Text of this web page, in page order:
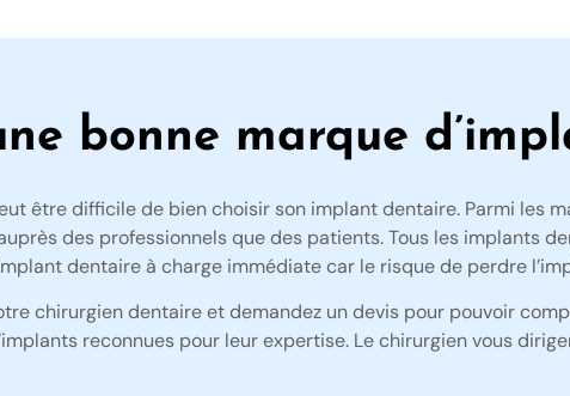
bonne marque
être difficile de bien choisir son implant dentaire. Parmi les
des professionnels que des patients. Tous les implants
dentaire à charge immédiate car le risque de perdre
chirurgien dentaire et demandez un devis pour pouvoir
reconnues pour leur expertise. Le chirurgien vous